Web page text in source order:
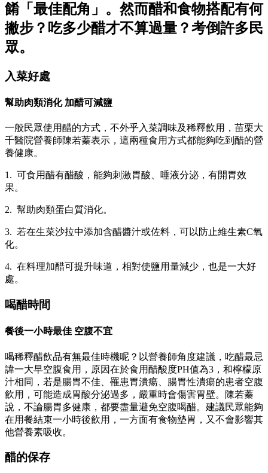
餚「最佳配角」。然而醋和食物搭配有何
撇步？吃多少醋才不算過量？考倒許多民
眾。
入菜好處
幫助肉類消化 加醋可減鹽
一般民眾使用醋的方式，不外乎入菜調味及稀釋飲用，苗栗大
千醫院營養師陳若蓁表示，這兩種食用方式都能夠吃到醋的營
養健康。
1. 可食用醋有醋酸，能夠刺激胃酸、唾液分泌，有開胃效
果。
2. 幫助肉類蛋白質消化。
3. 若在生菜沙拉中添加含醋醬汁或佐料，可以防止維生素C氧
化。
4. 在料理加醋可提升味道，相對使鹽用量減少，也是一大好
處。
喝醋時間
餐後一小時最佳 空腹不宜
喝稀釋醋飲品有無最佳時機呢？以營養師角度建議，吃醋最忌
諱一大早空腹食用，原因在於食用醋酸度PH值為3，和檸檬原
汁相同，若是腸胃不佳、罹患胃潰瘍、腸胃性潰瘍的患者空腹
飲用，可能造成胃酸分泌過多，嚴重時會傷害胃壁。陳若蓁
說，不論腸胃多健康，都要盡量避免空腹喝醋。建議民眾能夠
在用餐結束一小時後飲用，一方面有食物墊胃，又不會影響其
他營養素吸收。
醋的保存